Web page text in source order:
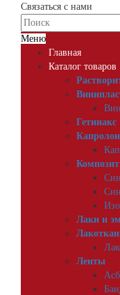
Связаться с нами
Меню
Главная
Каталог товаров
Гетинакс
Лаки и
Ленты